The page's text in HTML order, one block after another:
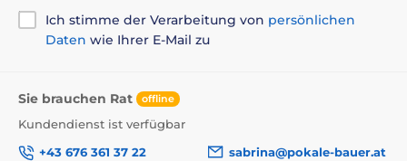
Ich stimme der Verarbeitung von persönlichen
Daten wie Ihrer E-Mail zu
Sie brauchen Rat offline
Kundendienst ist verfügbar
+43 676 361 37 22
sabrina@pokale-bauer.at